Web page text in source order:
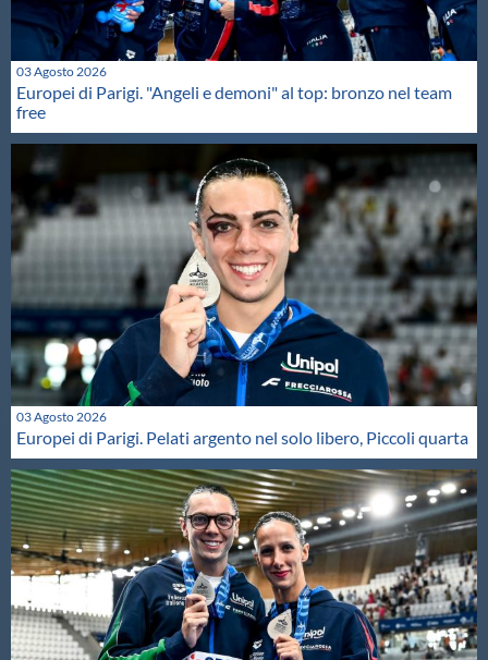
03 Agosto 2026
Europei di Parigi. "Angeli e demoni" al top: bronzo nel team
free
03 Agosto 2026
Europei di Parigi. Pelati argento nel solo libero, Piccoli quarta